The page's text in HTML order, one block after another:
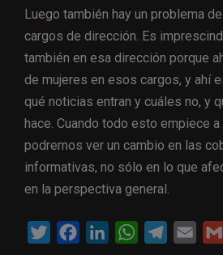
Luego también hay un problema
cargos de dirección. Es
también en esa dirección porque
de mujeres en esos cargos, y ahí
qué noticias entran y cuáles no, y
hace. Cuando todo esto empiece
podremos ver un cambio en las
informativas, no sólo en lo que
en la perspectiva general.
W